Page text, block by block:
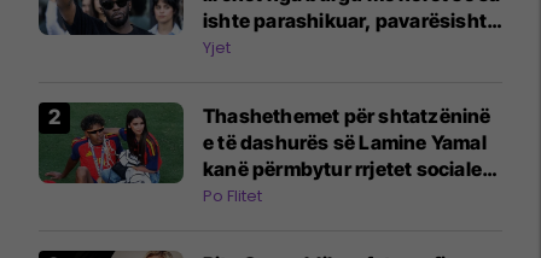
ishte parashikuar, pavarësisht
përleshjes së fundit
Yjet
Thashethemet për shtatzëninë
e të dashurës së Lamine Yamal
kanë përmbytur rrjetet sociale:
E gjitha filloi me një video në
Po Flitet